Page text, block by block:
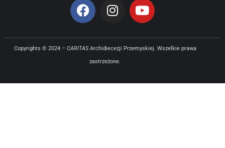
Copyrights © 2024 – CARITASArchidiecezji Przemyskiej. Wszelkie prawa
zastrzeżone.